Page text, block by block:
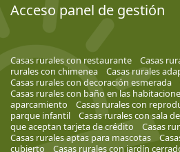
Acceso panel de gestión
Casas rurales con restaurante Casas
rurales con chimenea
Casas rurales
Casas rurales con decoración esmerada
Casas rurales con baño en las
aparcamiento
Casas rurales con
parque infantil
Casas rurales con sala
que aceptan tarjeta de crédito
Casas
Casas rurales aptas para mascotas
cubierto
Casas rurales con jardín